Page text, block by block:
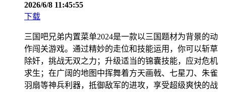
2026/6/8 11:45:55
下载
三国吧兄弟内置菜单2024是一款以三国题材为背景的动
作闯关游戏。通过精妙的走位和技能运用，你可以斩草
除奸，挑战无双之力；升级适当的锦囊技能，应对危机
求生；在广阔的地图中挥舞着方天画戟、七星刀、朱雀
羽扇等神兵利器，抵御敌军的进攻，享受超级爽快的战